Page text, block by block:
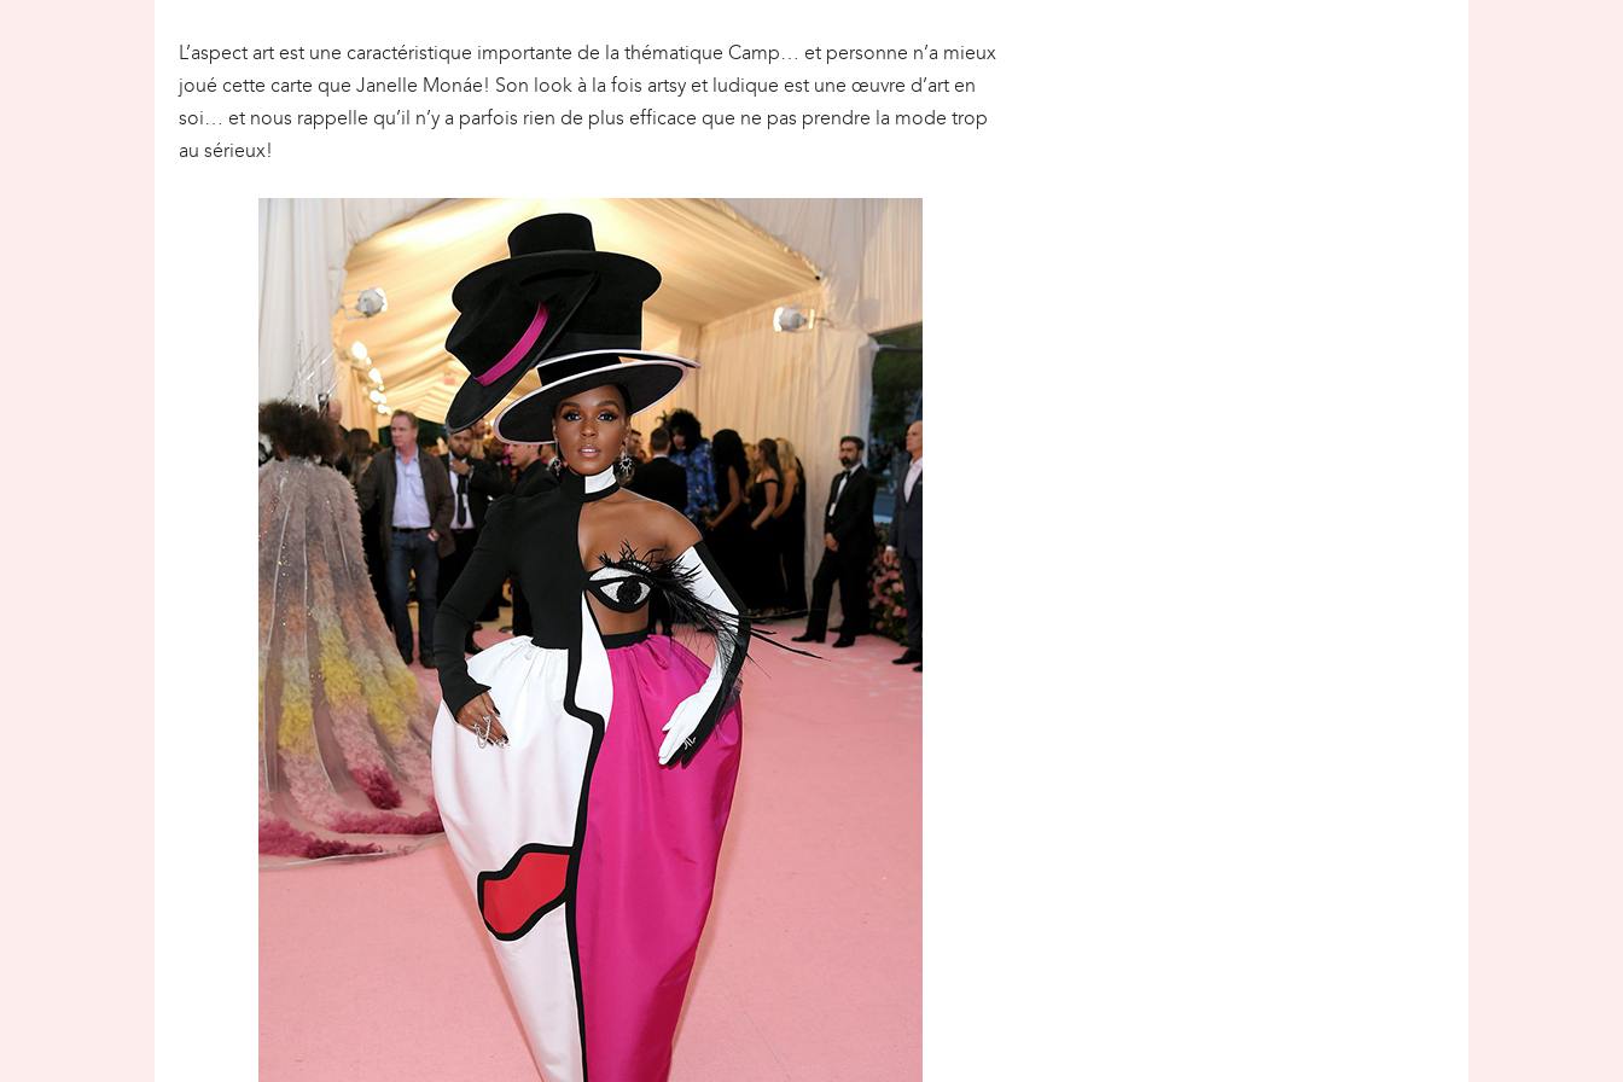
L’aspect art est une caractéristique importante de la thématique Camp… et personne n’a mieux
joué cette carte que Janelle Monáe! Son look à la fois artsy et ludique est une œuvre d’art en
soi… et nous rappelle qu’il n’y a parfois rien de plus efficace que ne pas prendre la mode trop
au sérieux!